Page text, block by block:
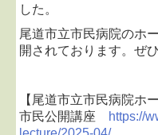
した。
尾道市立市民病院のホ
開されております。ぜ
【尾道市立市民病院ホ
市民公開講座
https://